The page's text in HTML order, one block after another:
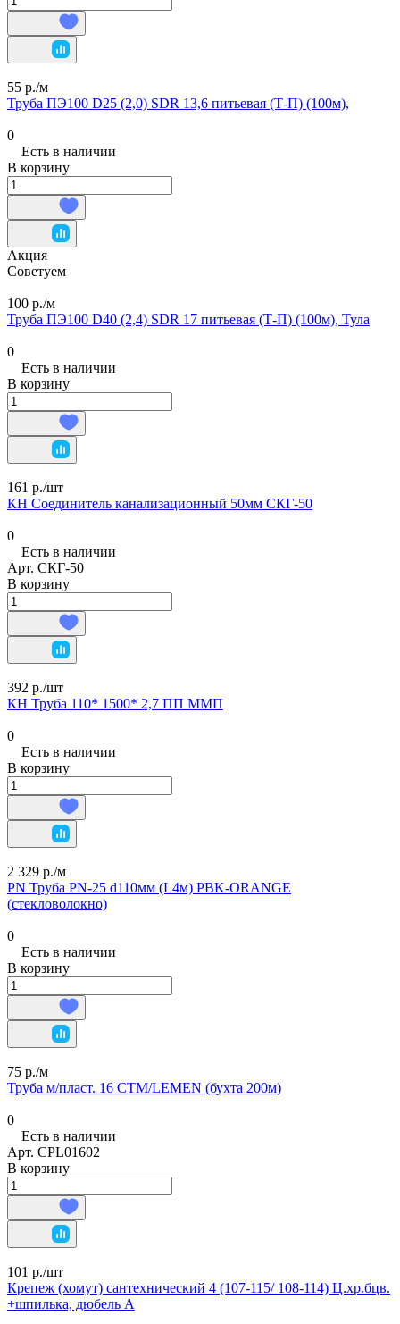
55 р./м
Труба ПЭ100 D25 (2,0) SDR 13,6 питьевая (Т-П) (100м),
0
Есть в наличии
В корзину
Акция
Советуем
100 р./м
Труба ПЭ100 D40 (2,4) SDR 17 питьевая (Т-П) (100м), Тула
0
Есть в наличии
В корзину
161 р./шт
КН Соединитель канализационный 50мм СКГ-50
0
Есть в наличии
Арт. СКГ-50
В корзину
392 р./шт
КН Труба 110* 1500* 2,7 ПП ММП
0
Есть в наличии
В корзину
2 329 р./м
PN Труба PN-25 d110мм (L4м) PBK-ORANGE
(стекловолокно)
0
Есть в наличии
В корзину
75 р./м
Труба м/пласт. 16 СТМ/LEMEN (бухта 200м)
0
Есть в наличии
Арт. CPL01602
В корзину
101 р./шт
Крепеж (хомут) сантехнический 4 (107-115/ 108-114) Ц.хр.бцв.
+шпилька, дюбель А